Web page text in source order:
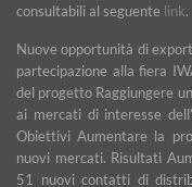
consultabili al seguente link.
Nuove opportunità di
partecipazione alla fiera
del progetto Raggiungere
ai mercati di interesse
Obiettivi Aumentare la
nuovi mercati. Risultati
51 nuovi contatti di